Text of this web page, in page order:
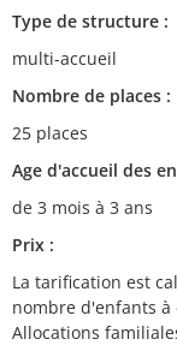
Type de structure :
multi-accueil
Nombre de places :
25 places
Age d'accueil des
de 3 mois à 3 ans
Prix :
La tarification est
nombre d'enfants à
Allocations